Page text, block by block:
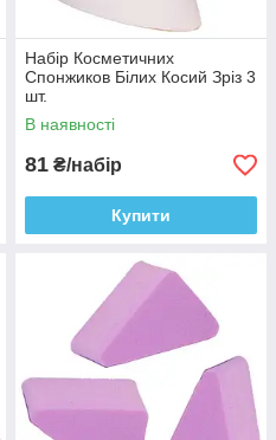
Набір Косметичних
Спонжиков Білих Косий Зріз 3
шт.
В наявності
81 ₴/набір
Купити